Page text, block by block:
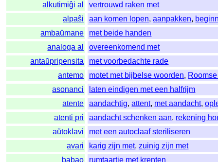
alkutimiĝi al
vertrouwd raken met
alpaŝi
aan komen lopen,aanpakken,
ambaŭmane
met beide handen
analoga al
overeenkomend met
antaŭpripensita
met voorbedachte rade
antemo
motet met bijbelse woorden,
asonanci
laten eindigen met een halfrijm
atente
aandachtig,attent, met aandacht,
atenti pri
aandacht schenken aan, rekening
aŭtoklavi
met een autoclaaf steriliseren
avari
karig zijn met,zuinig zijn met
babao
rumtaartje met krenten